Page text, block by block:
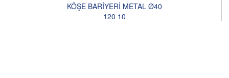
KÖŞE BARİYERİ METAL Ø40
120 10